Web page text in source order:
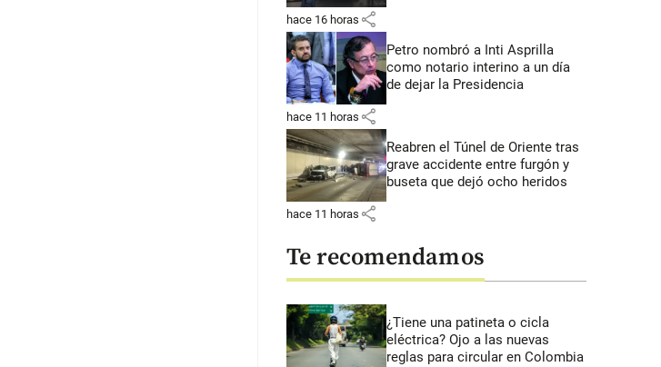
hace 16 horas share
Petro nombró a Inti Asprilla
como notario interino a un día
de dejar la Presidencia
hace 11 horas share
Reabren el Túnel de Oriente tras
grave accidente entre furgón y
buseta que dejó ocho heridos
hace 11 horas share
Te recomendamos
¿Tiene una patineta o cicla
eléctrica? Ojo a las nuevas
reglas para circular en Colombia